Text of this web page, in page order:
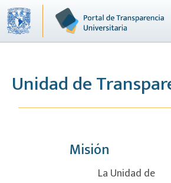
Unidad de
Misión
La Unidad de